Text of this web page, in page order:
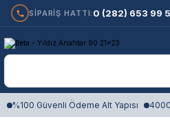
SİPARİŞ HATTI: 0 (282) 653 99
%100 Güvenli Ödeme Alt Yapısı